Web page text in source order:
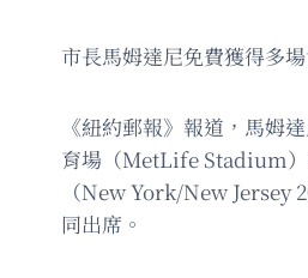
市長馬姆達尼免費獲得多
《紐約郵報》報道，馬姆
育場（MetLife Stadium）
（New York/New
同出席。